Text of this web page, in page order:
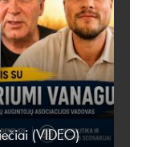
(VIDEO)